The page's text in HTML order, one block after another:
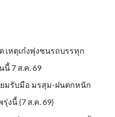
เหตุเก๋งพุ่งชนรถบรรทุก
7 ส.ค. 69
มรับมือ มรสุม-ฝนตกหนัก
งนี้ (7 ส.ค. 69)